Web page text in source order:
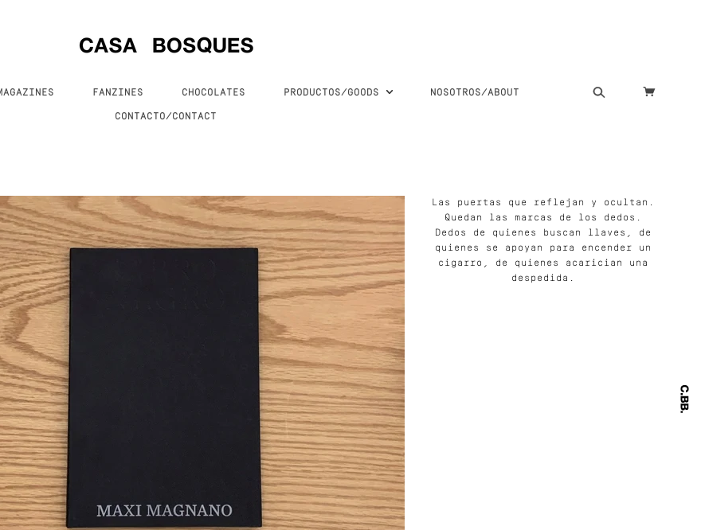
FANZINES CHOCOLATES PRODUCTOS/GOODS NOSOTROS/ABOUT
CONTACTO/CONTACT
Las puertas que reflejan y ocultan.
Quedan las marcas de los dedos.
Dedos de quienes buscan llaves, de
quienes se apoyan para encender un
cigarro, de quienes acarician una
despedida.